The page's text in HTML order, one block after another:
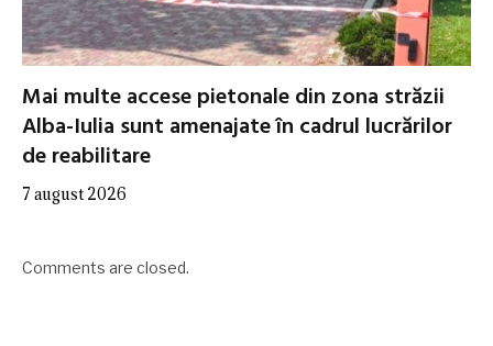
Mai multe accese pietonale din zona străzii
Alba-Iulia sunt amenajate în cadrul lucrărilor
de reabilitare
7 august 2026
Comments are closed.